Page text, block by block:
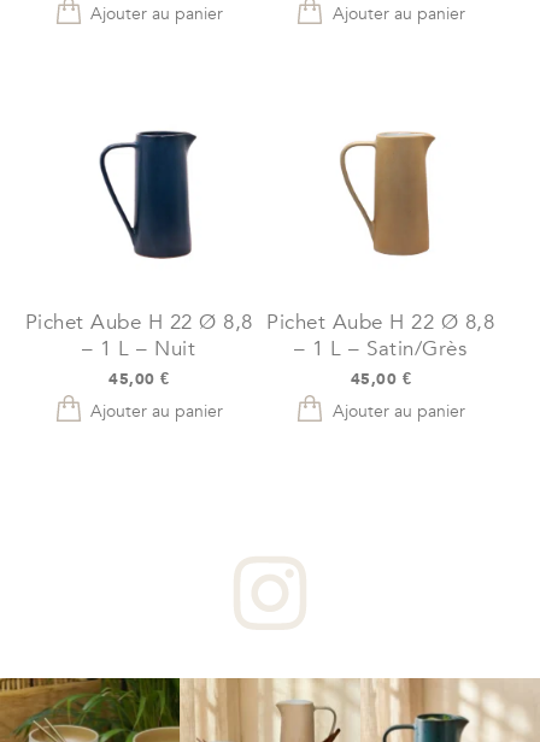
Ajouter au panier Ajouter au panier
Pichet Aube H 22 Ø 8,8
– 1 L – Nuit
45,00€
Ajouter au panier
Pichet Aube H 22 Ø 8,8
– 1 L – Satin/Grès
45,00 €
Ajouter au panier